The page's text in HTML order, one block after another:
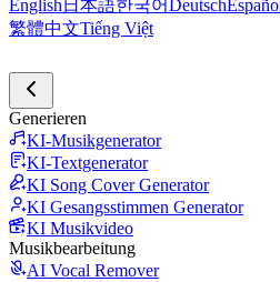
English 日本語한국어 Deutsch Español
繁體中文Tiếng Việt
Generieren
KI-Musikgenerator
KI-Textgenerator
KI Song Cover Generator
KI Gesangsstimmen Generator
KI Musikvideo
Musikbearbeitung
AI Vocal Remover